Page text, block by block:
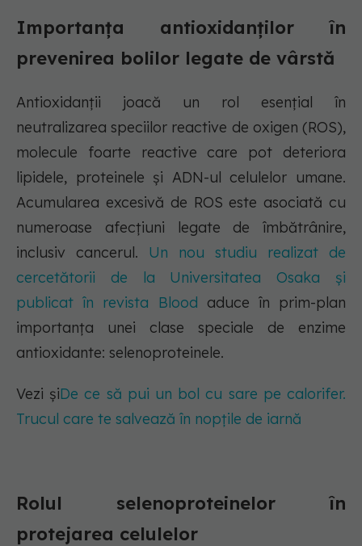
Importanța antioxidanților în
prevenirea bolilor legate de vârstă
Antioxidanții joacă un rol esențial în
neutralizarea speciilor reactive de oxigen (ROS),
molecule foarte reactive care pot deteriora
lipidele, proteinele și ADN-ul celulelor umane.
Acumularea excesivă de ROS este asociată cu
numeroase afecțiuni legate de îmbătrânire,
inclusiv cancerul. Un nou studiu realizat de
cercetătorii de la Universitatea Osaka și
publicat în revista Blood aduce în prim-plan
importanța unei clase speciale de enzime
antioxidante: selenoproteinele.
Vezi șiDe ce să pui un bol cu sare pe calorifer.
Trucul care te salvează în nopțile de iarnă
Rolul selenoproteinelor în
protejarea celulelor